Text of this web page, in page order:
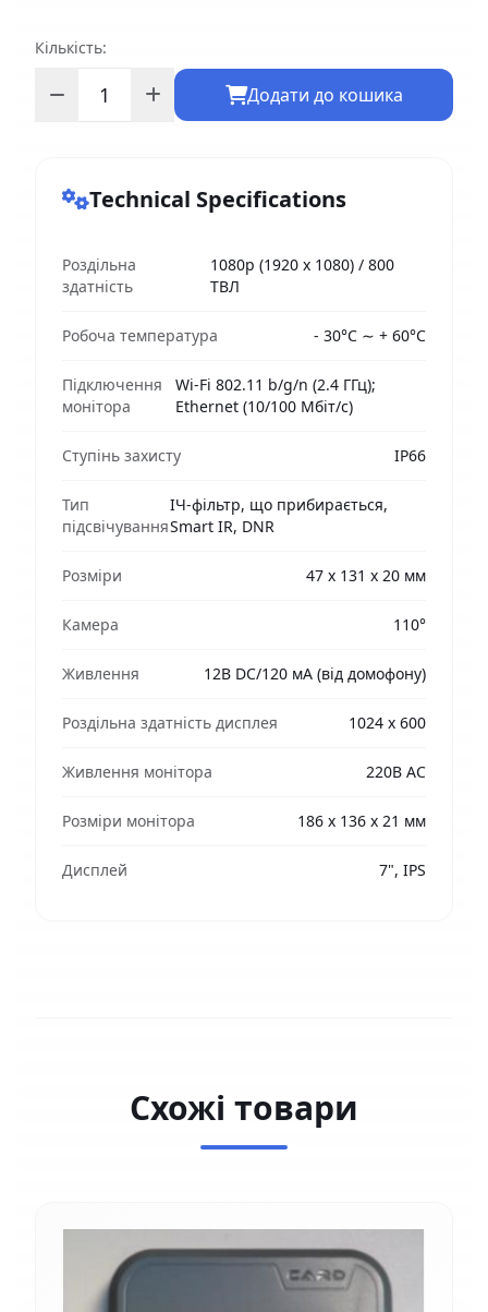
Кількість:
Додати до кошика
Technical Specifications
Роздільна
здатність
1080p (1920 х 1080) / 800
ТВЛ
Робоча температура - 30°С ∼ + 60°С
Підключення
монітора
Wi-Fi 802.11 b/g/n (2.4 ГГц);
Ethernet (10/100 Мбіт/с)
Ступінь захисту IP66
Тип
підсвічування
ІЧ-фільтр, що прибирається,
Smart IR, DNR
Розміри 47 х 131 х 20 мм
Камера 110°
Живлення 12В DC/120 мА (від домофону)
Роздільна здатність дисплея 1024 х 600
Живлення монітора 220В AC
Розміри монітора 186 х 136 х 21 мм
Дисплей 7", IPS
Схожі товари